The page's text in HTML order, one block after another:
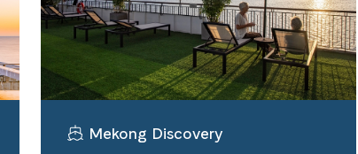
WhatsApp
per E-Mail senden
Mekong Discovery